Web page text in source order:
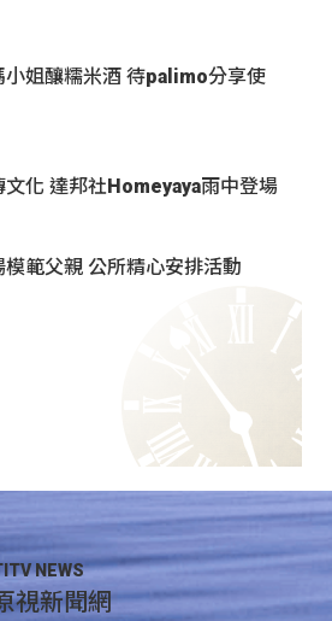
小姐釀糯米酒 待palimo分享使
文化 達邦社Homeyaya雨中登場
範父親 公所精心安排活動
NEWS
視新聞網